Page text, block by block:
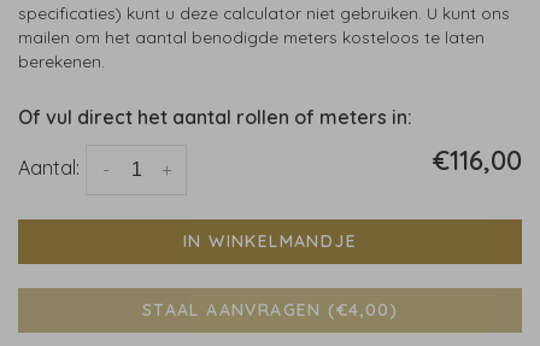
specificaties) kunt u deze calculator niet gebruiken. U kunt ons
mailen om het aantal benodigde meters kosteloos te laten
berekenen.
Of vul direct het aantal rollen of meters in:
Aantal: +
- €116,00
IN WINKELMANDJE
STAAL AANVRAGEN (€4,00)